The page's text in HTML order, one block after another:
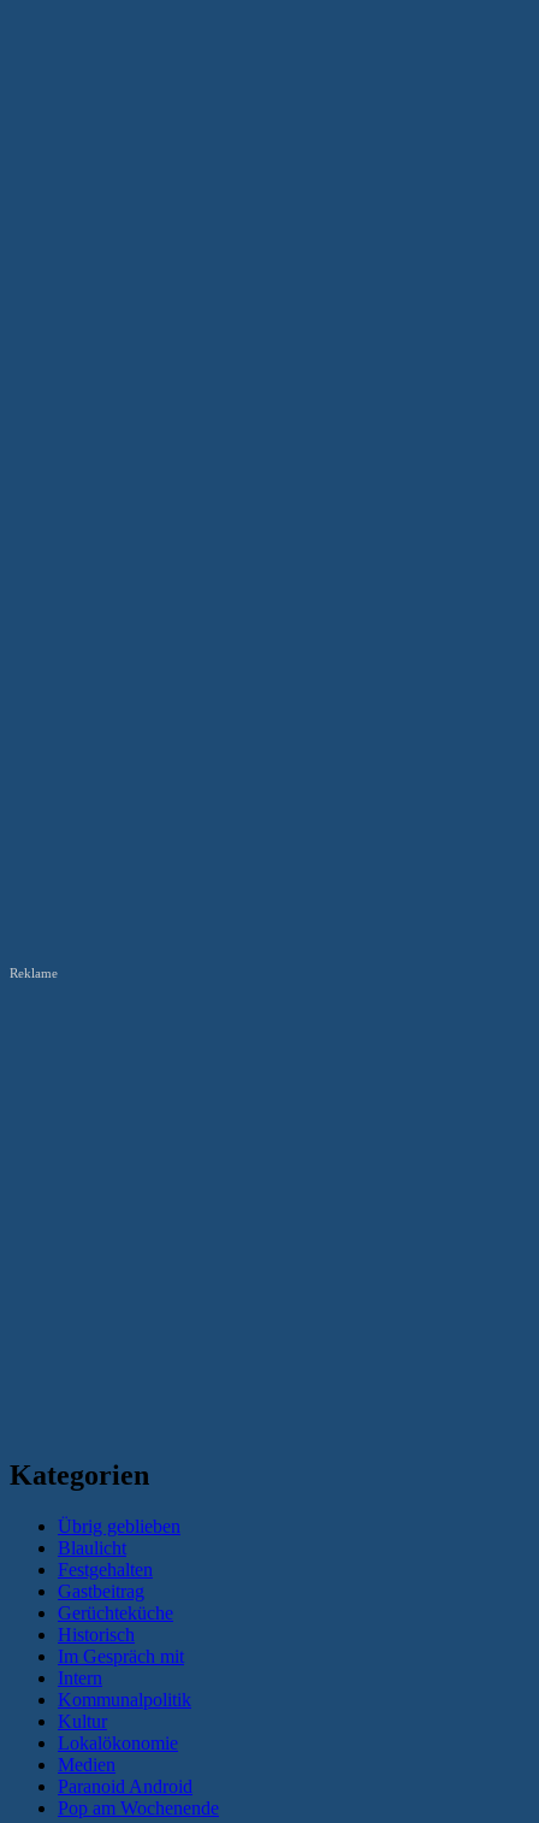
Reklame
Kategorien
Übrig geblieben
Blaulicht
Festgehalten
Gastbeitrag
Gerüchteküche
Historisch
Im Gespräch mit
Intern
Kommunalpolitik
Kultur
Lokalökonomie
Medien
Paranoid Android
Pop am Wochenende